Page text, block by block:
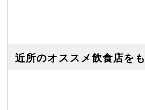
近所のオススメ飲食店を